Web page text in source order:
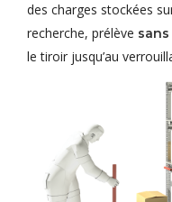
des charges stockées
recherche, prélève
le tiroir jusqu’au